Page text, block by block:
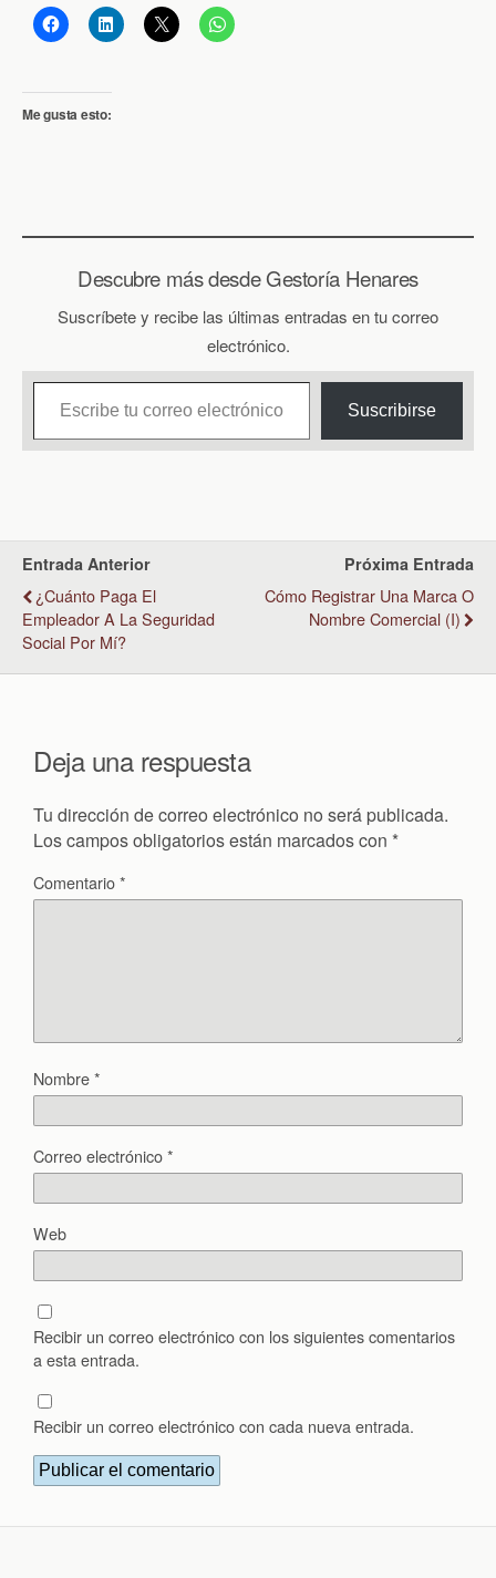
Me gusta esto:
Descubre más desde Gestoría Henares
Suscríbete y recibe las últimas entradas en tu correo
electrónico.
Escribe tu correo electrónico…
Suscribirse
Entrada Anterior
¿Cuánto Paga El
Empleador A La Seguridad
Social Por Mí?
Próxima Entrada
Cómo Registrar Una Marca O
Nombre Comercial (I)
Deja una respuesta
Tu dirección de correo electrónico no será publicada.
Los campos obligatorios están marcados con *
Comentario*
Nombre*
Correo electrónico*
Web
Recibir un correo electrónico con los siguientes comentarios
a esta entrada.
Recibir un correo electrónico con cada nueva entrada.